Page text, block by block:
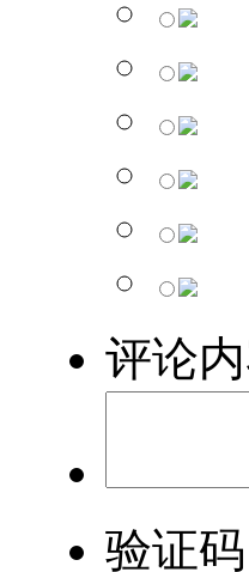
评论内
验证码